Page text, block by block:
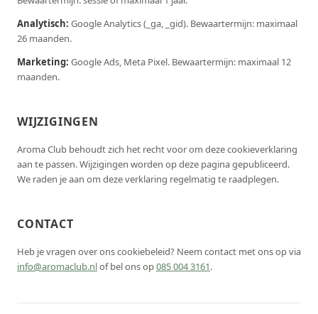
Analytisch: Google Analytics (_ga, _gid). Bewaartermijn: maximaal
26 maanden.
Marketing: Google Ads, Meta Pixel. Bewaartermijn: maximaal 12
maanden.
WIJZIGINGEN
Aroma Club behoudt zich het recht voor om deze cookieverklaring
aan te passen. Wijzigingen worden op deze pagina gepubliceerd.
We raden je aan om deze verklaring regelmatig te raadplegen.
CONTACT
Heb je vragen over ons cookiebeleid? Neem contact met ons op via
info@aromaclub.nlof bel ons op085 004 3161.